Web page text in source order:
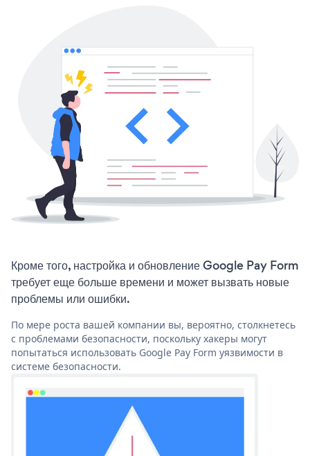
Кроме того, настройка и обновление Google Pay Form
требует еще больше времени и может вызвать новые
проблемы или ошибки.
По мере роста вашей компании вы, вероятно, столкнетесь
с проблемами безопасности, поскольку хакеры могут
попытаться использовать Google Pay Form уязвимости в
системе безопасности.